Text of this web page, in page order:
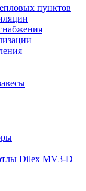
пунктов
Dilex MV3-D